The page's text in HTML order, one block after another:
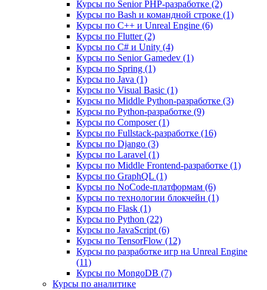
Курсы по Senior PHP-разработке (2)
Курсы по Bash и командной строке (1)
Курсы по C++ и Unreal Engine (6)
Курсы по Flutter (2)
Курсы по C# и Unity (4)
Курсы по Senior Gamedev (1)
Курсы по Spring (1)
Курсы по Java (1)
Курсы по Visual Basic (1)
Курсы по Middle Python-разработке (3)
Курсы по Python-разработке (9)
Курсы по Composer (1)
Курсы по Fullstack‑разработке (16)
Курсы по Django (3)
Курсы по Laravel (1)
Курсы по Middle Frontend-разработке (1)
Курсы по GraphQL (1)
Курсы по NoCode‑платформам (6)
Курсы по технологии блокчейн (1)
Курсы по Flask (1)
Курсы по Python (22)
Курсы по JavaScript (6)
Курсы по TensorFlow (12)
Курсы по разработке игр на Unreal Engine
(11)
Курсы по MongoDB (7)
Курсы по аналитике